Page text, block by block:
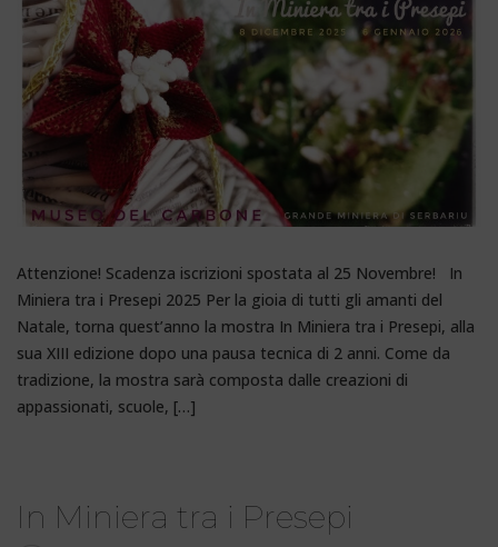
Attenzione! Scadenza iscrizioni spostata al 25 Novembre! In
Miniera tra i Presepi 2025 Per la gioia di tutti gli amanti del
Natale, torna quest’anno la mostra In Miniera tra i Presepi, alla
sua XIII edizione dopo una pausa tecnica di 2 anni. Come da
tradizione, la mostra sarà composta dalle creazioni di
appassionati, scuole, […]
In Miniera tra i Presepi